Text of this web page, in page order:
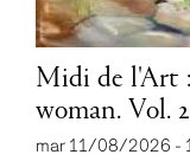
Midi de l'Art
woman. Vol. 2
mar 11/08/2026 -